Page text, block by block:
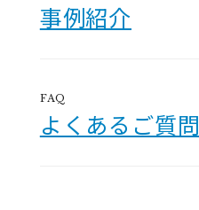
事例紹介
FAQ
よくあるご質問